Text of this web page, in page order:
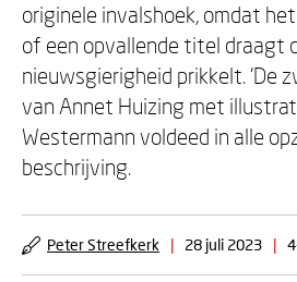
originele invalshoek, omdat
of een opvallende titel draagt
nieuwsgierigheid prikkelt. ‘De
van Annet Huizing met
Westermann voldeed in alle
beschrijving.
Peter Streefkerk | 28 juli 2023 |